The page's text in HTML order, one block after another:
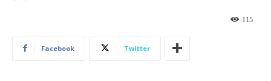
115
Facebook Twitter